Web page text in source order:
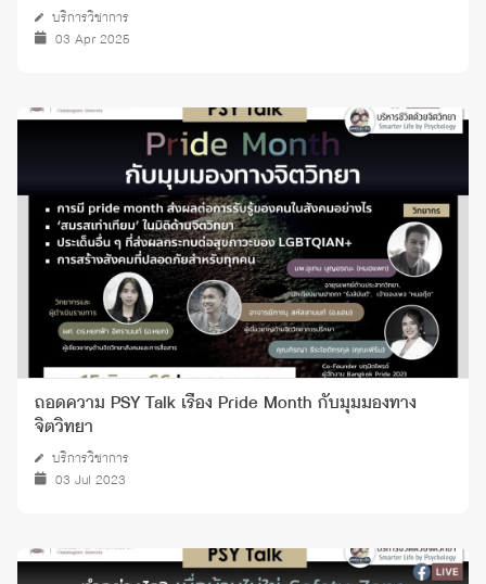
บริการวิชาการ
03 Apr 2025
ถอดความ PSY Talk เรื่อง Pride Month กับมุมมองทาง
จิตวิทยา
บริการวิชาการ
03 Jul 2023